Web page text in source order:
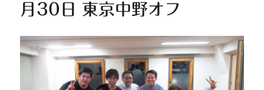
月30日 東京中野オフ